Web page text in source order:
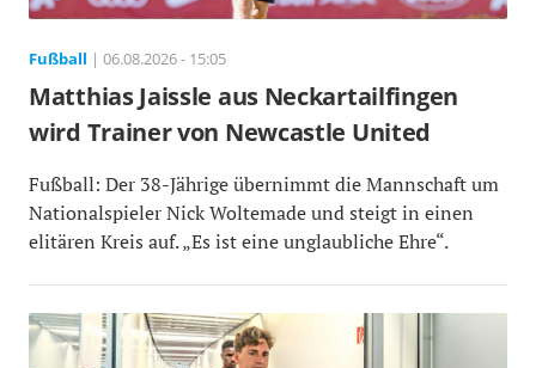
Fußball | 06.08.2026 - 15:05
Matthias Jaissle aus Neckartailfingen
wird Trainer von Newcastle United
Fußball: Der 38-Jährige übernimmt die Mannschaft um
Nationalspieler Nick Woltemade und steigt in einen
elitären Kreis auf. „Es ist eine unglaubliche Ehre“.